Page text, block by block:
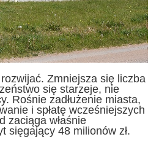
rozwijać. Zmniejsza się liczba
się starzeje, nie
Rośnie zadłużenie miasta,
i spłatę wcześniejszych
zaciąga właśnie
sięgający 48 milionów zł.